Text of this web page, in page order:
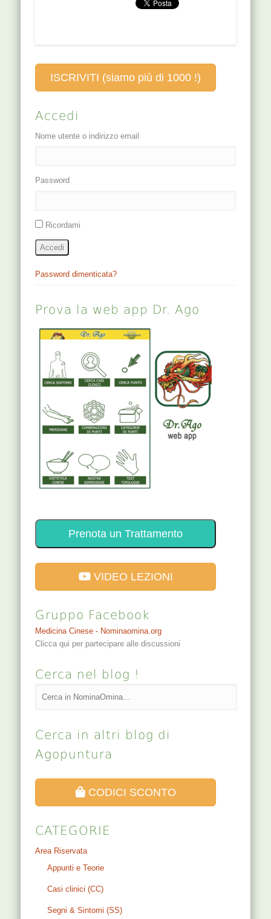
paratiroidi, anche
profondità
CLINICA Utile se il
paziente riferisce
di sentire il
che non…
ISCRIVITI (siamo più di 1000 !)
Accedi
Nome utente o indirizzo email
Password
Ricordami
Accedi
Password dimenticata?
Prova la web app Dr. Ago
Prenota un Trattamento
VIDEO LEZIONI
Gruppo Facebook
Medicina Cinese - Nominaomina.org
Clicca qui per partecipare alle discussioni
Cerca nel blog !
Cerca in altri blog di
Agopuntura
CODICI SCONTO
CATEGORIE
Area Riservata
Appunti e Teorie
Casi clinici (CC)
Segni & Sintomi (SS)